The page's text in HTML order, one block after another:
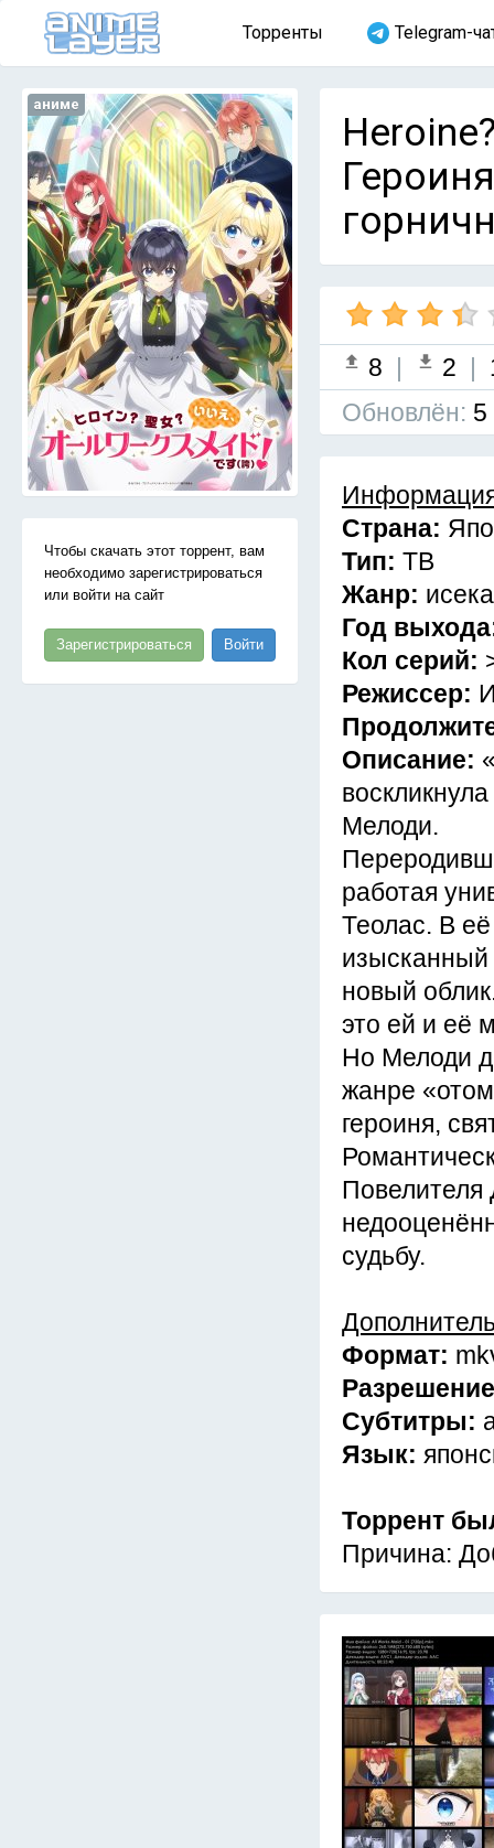
Торренты Telegram-
аниме
Чтобы скачать этот торрент, вам
необходимо зарегистрироваться
или войти на сайт
Зарегистрироваться Войти
8 | 2 |
Обновлён: 5
Страна:
Тип: ТВ
Жанр:
Год
Кол серий:
Режиссер:
Описание:
Мелоди.
работая
Теолас. В
изысканный
новый
это ей и её
Но Мелоди
жанре
героиня,
Повелителя
судьбу.
Формат:
Субтитры:
Язык:
Торрент
Причина: